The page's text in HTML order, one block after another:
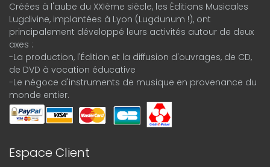
Créées à l'aube du XXIème siècle, les Éditions Musicales
Lugdivine, implantées à Lyon (Lugdunum !), ont
principalement développé leurs activités autour de deux
axes :
-La production, l'Édition et la diffusion d'ouvrages, de CD,
de DVD à vocation éducative
-Le négoce d'instruments de musique en provenance du
monde entier.
Espace Client